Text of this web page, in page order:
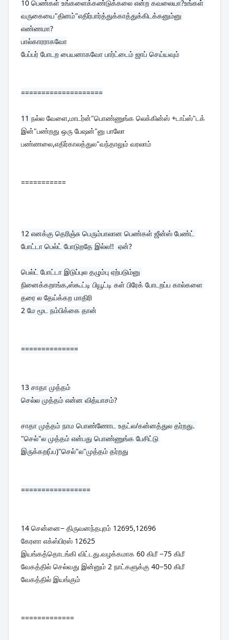
10 பெண்கள் உங்களைக்கண்டுக்கலை என்ற கவலையா?உங்கள்
வருகையை"தினம்"எதிர்பார்த்துக்காத்துக்கிடக்கனும்னு
எண்ணமா?
பால்காரராகவோ
பேப்பர் போடற பையனாகவோ பார்ட்டைம் ஜாப் செய்யவும்
====================
11 நல்ல வேளை,மாடர்ன்"பொண்ணுங்க லெக்கின்ஸ் +டாப்ஸ்"டக்
இன்"பண்றது ஒரு பேஷன்"னு பாலோ
பண்ணலை,எதிர்காலத்துல"வந்தாலும் வரலாம்
===========
12 எனக்கு தெரிஞ்சு பெரும்பாலான பெண்கள் ஜீன்ஸ் பேண்ட்
போட்டா பெல்ட் போடுறதே இல்ல!!  ஏன்?
பெல்ட் போட்டா இடுப்புல தழும்பு ஏற்படும்னு
நினைக்கறாங்க,ஸ்கூட்டி பியூட்டி கள் பிரேக் போடறப்ப கால்களை
தரை ல தேய்க்கற மாதிரி
2 மே மூட நம்பிக்கை தான்
==============
13 சாதா முத்தம்
செல்ல முத்தம் என்ன வித்யாசம்?
சாதா முத்தம் நாம பொண்ணோட உதட்ல/கன்னத்துல தர்றது.
"செல்"ல முத்தம் என்பது பொண்ணுங்க பேசிட்டு
இருக்கற(ப்ப)"செல்"ல"முத்தம் தர்றது
=================
14 சென்னை− திருவனந்தபுரம் 12695,12696
கேரளா எக்ஸ்பிரஸ் 12625
இயங்கத்தொடங்கி விட்டது.வழக்கமாக 60 கிமீ −75 கிமீ
வேகத்தில் செல்வது இன்னும் 2 நாட்களுக்கு 40−50 கிமீ
வேகத்தில் இயங்கும்
=============